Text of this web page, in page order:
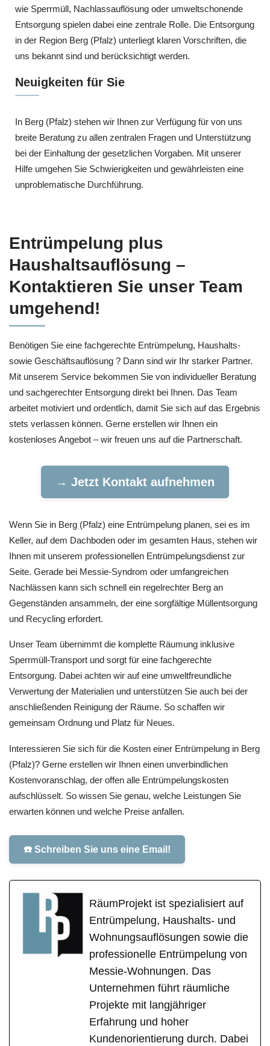
wie Sperrmüll, Nachlassauflösung oder umweltschonende
Entsorgung spielen dabei eine zentrale Rolle. Die Entsorgung
in der Region Berg (Pfalz) unterliegt klaren Vorschriften, die
uns bekannt sind und berücksichtigt werden.
Neuigkeiten für Sie
In Berg (Pfalz) stehen wir Ihnen zur Verfügung für von uns
breite Beratung zu allen zentralen Fragen und Unterstützung
bei der Einhaltung der gesetzlichen Vorgaben. Mit unserer
Hilfe umgehen Sie Schwierigkeiten und gewährleisten eine
unproblematische Durchführung.
Entrümpelung plus
Haushaltsauflösung –
Kontaktieren Sie unser Team
umgehend!
Benötigen Sie eine fachgerechte Entrümpelung, Haushalts-
sowie Geschäftsauflösung ? Dann sind wir Ihr starker Partner.
Mit unserem Service bekommen Sie von individueller Beratung
und sachgerechter Entsorgung direkt bei Ihnen. Das Team
arbeitet motiviert und ordentlich, damit Sie sich auf das Ergebnis
stets verlassen können. Gerne erstellen wir Ihnen ein
kostenloses Angebot – wir freuen uns auf die Partnerschaft.
→ Jetzt Kontakt aufnehmen
Wenn Sie in Berg (Pfalz) eine Entrümpelung planen, sei es im
Keller, auf dem Dachboden oder im gesamten Haus, stehen wir
Ihnen mit unserem professionellen Entrümpelungsdienst zur
Seite. Gerade bei Messie-Syndrom oder umfangreichen
Nachlässen kann sich schnell ein regelrechter Berg an
Gegenständen ansammeln, der eine sorgfältige Müllentsorgung
und Recycling erfordert.
Unser Team übernimmt die komplette Räumung inklusive
Sperrmüll-Transport und sorgt für eine fachgerechte
Entsorgung. Dabei achten wir auf eine umweltfreundliche
Verwertung der Materialien und unterstützen Sie auch bei der
anschließenden Reinigung der Räume. So schaffen wir
gemeinsam Ordnung und Platz für Neues.
Interessieren Sie sich für die Kosten einer Entrümpelung in Berg
(Pfalz)? Gerne erstellen wir Ihnen einen unverbindlichen
Kostenvoranschlag, der offen alle Entrümpelungskosten
aufschlüsselt. So wissen Sie genau, welche Leistungen Sie
erwarten können und welche Preise anfallen.
☎️ Schreiben Sie uns eine Email!
RäumProjekt ist spezialisiert auf
Entrümpelung, Haushalts- und
Wohnungsauflösungen sowie die
professionelle Entrümpelung von
Messie-Wohnungen. Das
Unternehmen führt räumliche
Projekte mit langjähriger
Erfahrung und hoher
Kundenorientierung durch. Dabei